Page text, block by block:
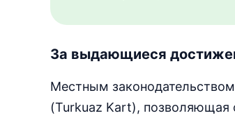
За выдающиеся
Местным
(Turkuaz Kart), позволяющая